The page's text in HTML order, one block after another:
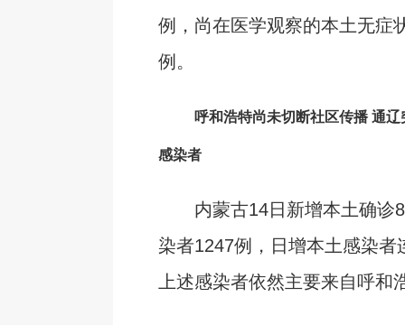
例，尚在医学观察的本土无症
例。
呼和浩特尚未切断社区传播 通
感染者
内蒙古14日新增本土确诊
染者1247例，日增本土感染者
上述感染者依然主要来自呼和